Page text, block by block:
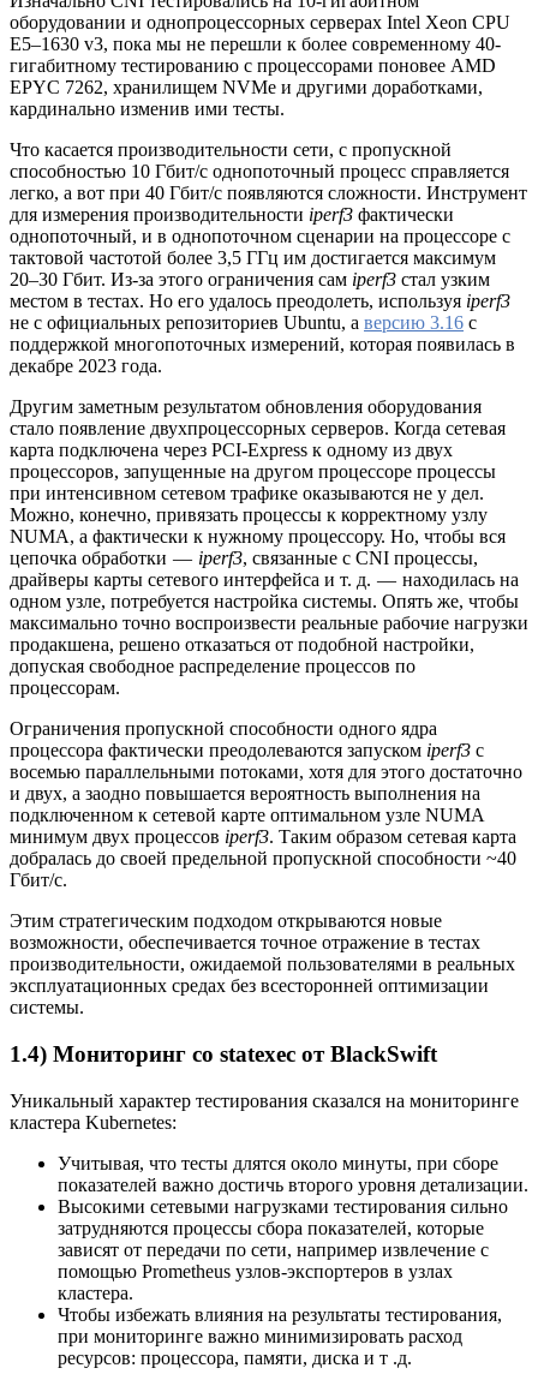
оборудовании и однопроцессорных серверах Intel Xeon CPU
E5–1630 v3, пока мы не перешли к более современному 40-
гигабитному тестированию с процессорами поновее AMD
EPYC 7262, хранилищем NVMe и другими доработками,
кардинально изменив ими тесты.
Что касается производительности сети, с пропускной
способностью 10 Гбит/с однопоточный процесс справляется
легко, а вот при 40 Гбит/с появляются сложности. Инструмент
для измерения производительности iperf3 фактически
однопоточный, и в однопоточном сценарии на процессоре с
тактовой частотой более 3,5 ГГц им достигается максимум
20–30 Гбит. Из-за этого ограничения сам iperf3 стал узким
местом в тестах. Но его удалось преодолеть, используя iperf3
не с официальных репозиториев Ubuntu, а версию 3.16 с
поддержкой многопоточных измерений, которая появилась в
декабре 2023 года.
Другим заметным результатом обновления оборудования
стало появление двухпроцессорных серверов. Когда сетевая
карта подключена через PCI-Express к одному из двух
процессоров, запущенные на другом процессоре процессы
при интенсивном сетевом трафике оказываются не у дел.
Можно, конечно, привязать процессы к корректному узлу
NUMA, а фактически к нужному процессору. Но, чтобы вся
цепочка обработки — iperf3, связанные с CNI процессы,
драйверы карты сетевого интерфейса и т. д. — находилась на
одном узле, потребуется настройка системы. Опять же, чтобы
максимально точно воспроизвести реальные рабочие нагрузки
продакшена, решено отказаться от подобной настройки,
допуская свободное распределение процессов по
процессорам.
Ограничения пропускной способности одного ядра
процессора фактически преодолеваются запуском iperf3 с
восемью параллельными потоками, хотя для этого достаточно
и двух, а заодно повышается вероятность выполнения на
подключенном к сетевой карте оптимальном узле NUMA
минимум двух процессов iperf3. Таким образом сетевая карта
добралась до своей предельной пропускной способности ~40
Гбит/с.
Этим стратегическим подходом открываются новые
возможности, обеспечивается точное отражение в тестах
производительности, ожидаемой пользователями в реальных
эксплуатационных средах без всесторонней оптимизации
системы.
1.4) Мониторинг со statexec от BlackSwift
Уникальный характер тестирования сказался на мониторинге
кластера Kubernetes:
Учитывая, что тесты длятся около минуты, при сборе
показателей важно достичь второго уровня детализации.
Высокими сетевыми нагрузками тестирования сильно
затрудняются процессы сбора показателей, которые
зависят от передачи по сети, например извлечение с
помощью Prometheus узлов-экспортеров в узлах
кластера.
Чтобы избежать влияния на результаты тестирования,
при мониторинге важно минимизировать расход
ресурсов: процессора, памяти, диска и т .д.